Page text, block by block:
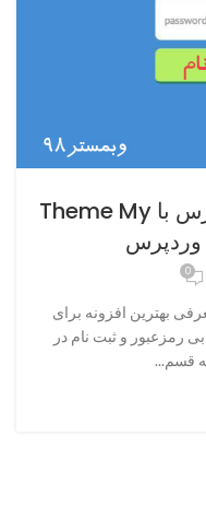
ساخت صفحه ورود به وردپرس با Theme My
0
بهترین افزونه برای
رمزعبور و ثبت نام در
قسم...